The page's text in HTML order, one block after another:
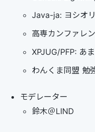
Java-ja: ヨシオリ
高専カンファレ
XPJUG/PFP: あ
わんくま同盟 勉
モデレーター
鈴木＠LIND